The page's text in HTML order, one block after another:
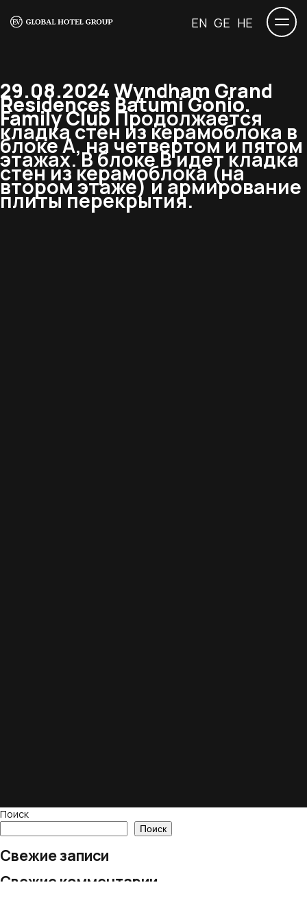
EN GE HE
29.08.2024 Wyndham Grand
Residences Batumi Gonio.
Family Club Продолжается
кладка стен из керамоблока в
блоке А, на четвертом и пятом
этажах. В блоке В идет кладка
стен из керамоблока (на
втором этаже) и армирование
плиты перекрытия.
Поиск
Поиск
Свежие записи
Свежие комментарии